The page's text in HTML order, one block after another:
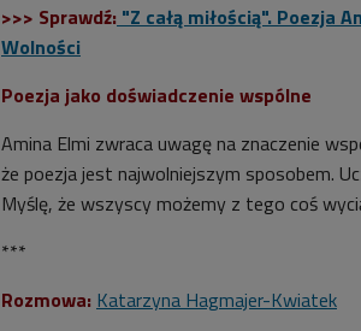
>>> Sprawdź: "Z całą miłością". Poezja
Wolności
Poezja jako doświadczenie wspólne
Amina Elmi zwraca uwagę na znaczenie
że poezja jest najwolniejszym sposobem.
Myślę, że wszyscy możemy z tego coś
***
Rozmowa: Katarzyna Hagmajer-Kwiatek